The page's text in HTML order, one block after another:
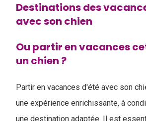
Destinations des
avec son chien
Ou partir en vacances
un chien ?
Partir en vacances d'été avec son
une expérience enrichissante, à
une destination adaptée. Il est